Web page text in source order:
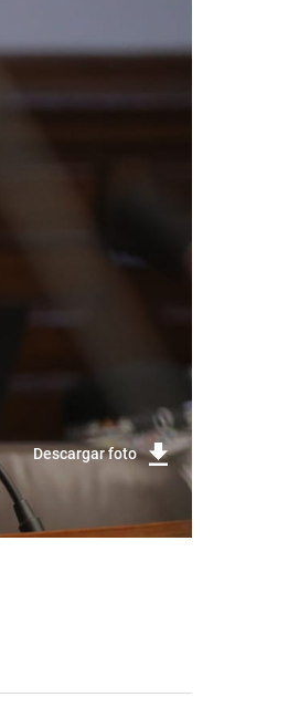
Descargar foto